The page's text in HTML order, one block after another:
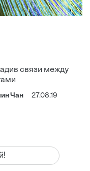
связи между
Чан 27.08.19